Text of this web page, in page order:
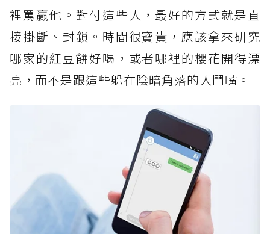
裡罵贏他。對付這些人，最好的方式就是直
接掛斷、封鎖。時間很寶貴，應該拿來研究
哪家的紅豆餅好喝，或者哪裡的櫻花開得漂
亮，而不是跟這些躲在陰暗角落的人鬥嘴。